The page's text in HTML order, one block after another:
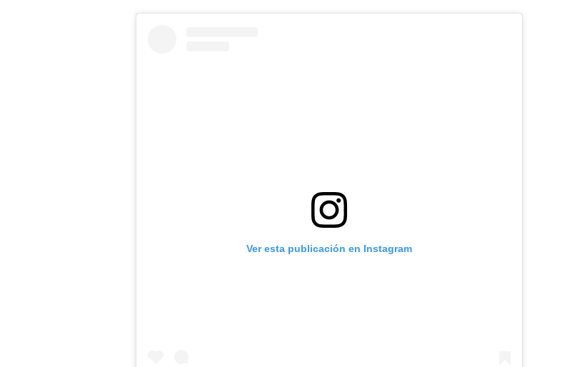
Ver esta publicación en Instagram